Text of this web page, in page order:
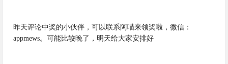
昨天评论中奖的小伙伴，可以联系阿喵来领奖啦，微信：
appmews。可能比较晚了，明天给大家安排好